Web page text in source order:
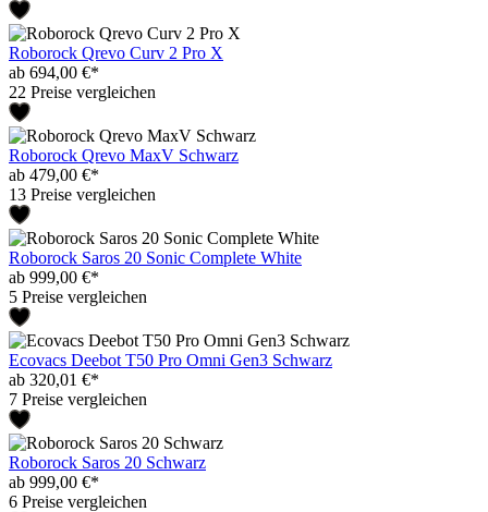
Roborock Qrevo Curv 2 Pro X
ab 694,00 €*
22 Preise vergleichen
Roborock Qrevo MaxV Schwarz
ab 479,00 €*
13 Preise vergleichen
Roborock Saros 20 Sonic Complete White
ab 999,00 €*
5 Preise vergleichen
Ecovacs Deebot T50 Pro Omni Gen3 Schwarz
ab 320,01 €*
7 Preise vergleichen
Roborock Saros 20 Schwarz
ab 999,00 €*
6 Preise vergleichen